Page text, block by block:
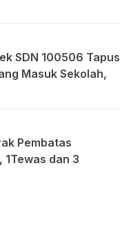
SDN 100506 Tapus
Masuk Sekolah,
Pembatas
dan 3